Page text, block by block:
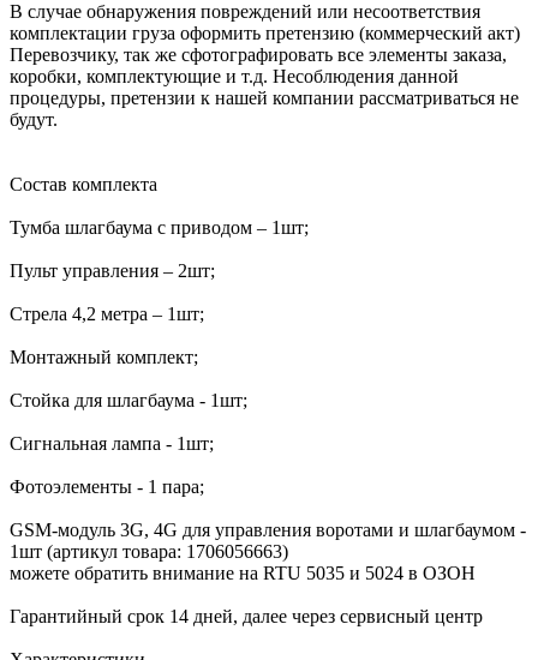
В случае обнаружения повреждений или несоответствия
комплектации груза оформить претензию (коммерческий акт)
Перевозчику, так же сфотографировать все элементы заказа,
коробки, комплектующие и т.д. Несоблюдения данной
процедуры, претензии к нашей компании рассматриваться не
будут.
Состав комплекта
Тумба шлагбаума с приводом – 1шт;
Пульт управления – 2шт;
Стрела 4,2 метра – 1шт;
Монтажный комплект;
Стойка для шлагбаума - 1шт;
Сигнальная лампа - 1шт;
Фотоэлементы - 1 пара;
GSM-модуль 3G, 4G для управления воротами и шлагбаумом -
1шт (артикул товара: 1706056663)
можете обратить внимание на RTU 5035 и 5024 в ОЗОН
Гарантийный срок 14 дней, далее через сервисный центр